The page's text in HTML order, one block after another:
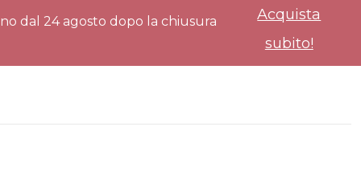
dal 24 agosto dopo la chiusura
Acquista
subito!